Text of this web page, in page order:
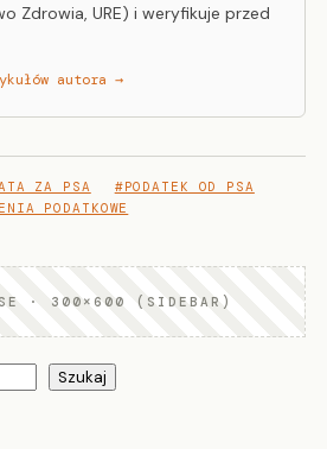
Zdrowia, URE) i weryfikuje przed
autora →
ZA PSA
#PODATEK OD PSA
PODATKOWE
· 300×600 (SIDEBAR)
Szukaj